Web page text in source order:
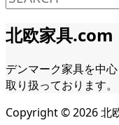
北欧家具.com
デンマーク家具を中
取り扱っております。
Copyright ©2026北